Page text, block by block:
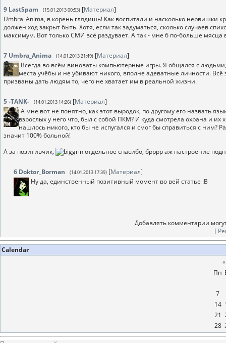
9 LastSpam (15.01.2013 00:53) [Материал]
Umbra_Anima, в корень глядишь! Как воспитали и насколько
должен ход закрыт быть. Хотя, если так задуматься, сколько случаев
максимум. Вот только СМИ всё раздувает. А так - мне б по-больше
7 Umbra_Anima (14.01.2013 21:49) [Материал]
Всегда во всём виноваты компьютерные игры. Я общался с
места учёбы и не убивают никого, вполне адеватные личности.
призваны дать людям то, чего не хватает им в реальной жизни.
5-TANK- (14.01.2013 14:26) [Материал]
А мне вот не понятно, как этот выродок, по другому его назвать
взрослых у него что, был с собой ПКМ? И куда смотрела охрана и
нашлось никого, кто бы не испугался и смог бы справиться с ним?
значит 100% больной!
А за позитивчик,
отдельное спасибо, брррр аж настроение
6 Doktor_Borman (14.01.2013 17:39) [Материал]
Ну да, единственный позитивный момент во вей статье :В
Добавлять комментарии
[
Calendar
«
Пн
7
14
21
28